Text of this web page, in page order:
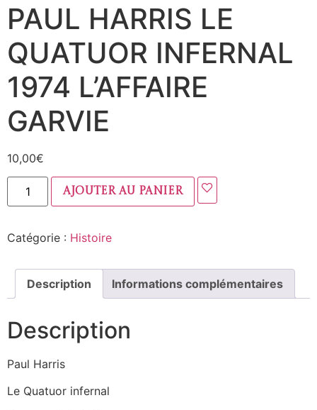
PAUL HARRIS LE
QUATUOR INFERNAL
1974 L’AFFAIRE
GARVIE
10,00€
Ajouter au panier
Catégorie : Histoire
Description Informations complémentaires
Description
Paul Harris
Le Quatuor infernal